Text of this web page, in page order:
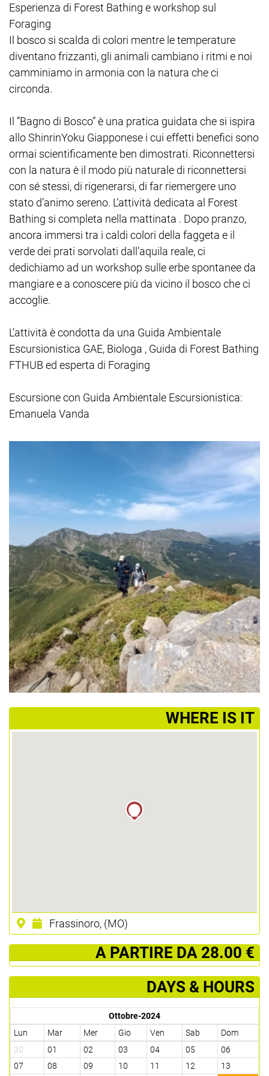
Esperienza di Forest Bathing e workshop sul
Foraging
Il bosco si scalda di colori mentre le temperature
diventano frizzanti, gli animali cambiano i ritmi e noi
camminiamo in armonia con la natura che ci
circonda.
Il ”Bagno di Bosco” è una pratica guidata che si ispira
allo ShinrinYoku Giapponese i cui effetti benefici sono
ormai scientificamente ben dimostrati. Riconnettersi
con la natura è il modo più naturale di riconnettersi
con sé stessi, di rigenerarsi, di far riemergere uno
stato d’animo sereno. L’attività dedicata al Forest
Bathing si completa nella mattinata . Dopo pranzo,
ancora immersi tra i caldi colori della faggeta e il
verde dei prati sorvolati dall’aquila reale, ci
dedichiamo ad un workshop sulle erbe spontanee da
mangiare e a conoscere più da vicino il bosco che ci
accoglie.
L’attività è condotta da una Guida Ambientale
Escursionistica GAE, Biologa , Guida di Forest Bathing
FTHUB ed esperta di Foraging
Escursione con Guida Ambientale Escursionistica:
Emanuela Vanda
­WHERE IS IT
Frassinoro, (MO)
­ A PARTIRE DA 28.00 €
DAYS & HOURS
Ottobre-2024
Lun
Mar Mer Gio Ven Sab
Dom
30
01 02 03 04 05
06
07
08 09 10 11 12 13